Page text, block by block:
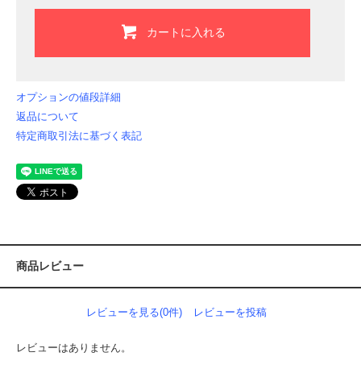
カートに入れる
オプションの値段詳細
返品について
特定商取引法に基づく表記
商品レビュー
レビューを見る(0件) レビューを投稿
レビューはありません。